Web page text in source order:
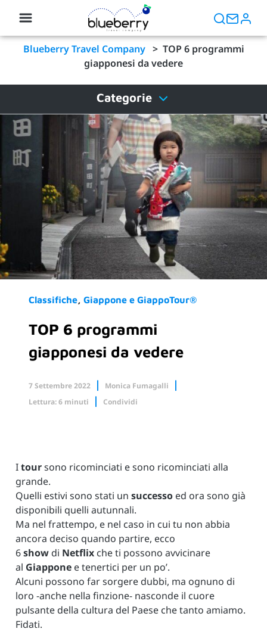
Blueberry Travel Company> TOP 6 programmi
giapponesi da vedere
Categorie
Classifiche Giappone e GiappoTour®
TOP 6 programmi
giapponesi da vedere
7 Settembre 2022
Monica Fumagalli
Lettura: 6 minuti
Condividi
Itoursono ricominciati e sono ricominciati alla
grande.
Quelli estivi sono stati un successo ed ora sono già
disponibili quelli autunnali.
Ma nel frattempo, e nel caso in cui tu non abbia
ancora deciso quando partire, ecco
6show di Netflix che ti possono avvicinare
al Giappone e tenertici per un po’.
Alcuni possono far sorgere dubbi, ma ognuno di
loro -anche nella finzione- nasconde il cuore
pulsante della cultura del Paese che tanto amiamo.
Fidati.